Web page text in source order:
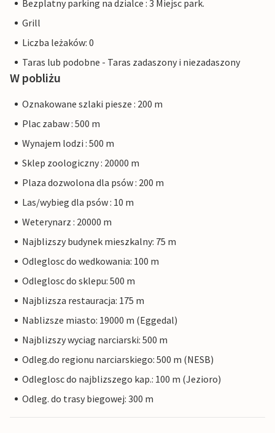
Bezplatny parking na dzialce : 3 Miejsc park.
Grill
Liczba leżaków: 0
Taras lub podobne - Taras zadaszony i niezadaszony
W pobliżu
Oznakowane szlaki piesze : 200 m
Plac zabaw : 500 m
Wynajem lodzi : 500 m
Sklep zoologiczny : 20000 m
Plaza dozwolona dla psów : 200 m
Las/wybieg dla psów : 10 m
Weterynarz : 20000 m
Najblizszy budynek mieszkalny: 75 m
Odleglosc do wedkowania: 100 m
Odleglosc do sklepu: 500 m
Najblizsza restauracja: 175 m
Nablizsze miasto: 19000 m (Eggedal)
Najblizszy wyciag narciarski: 500 m
Odleg.do regionu narciarskiego: 500 m (NESB)
Odleglosc do najblizszego kap.: 100 m (Jezioro)
Odleg. do trasy biegowej: 300 m